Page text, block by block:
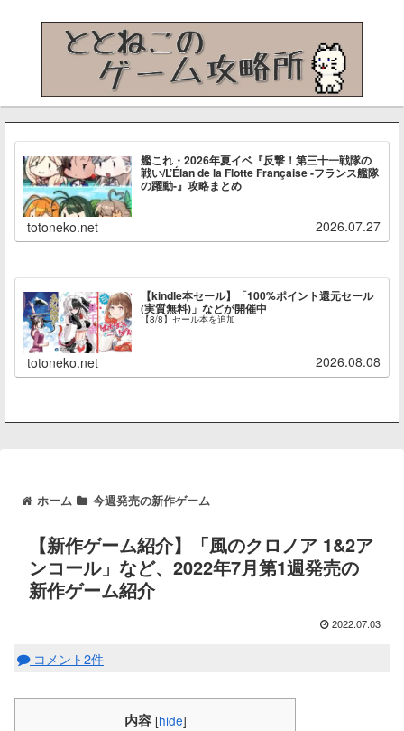
艦これ・2026年夏イベ『反撃！第三十一戦隊の
戦い/L’Élan de la Flotte Française -フランス艦隊
の躍動-』攻略まとめ
totoneko.net 2026.07.27
【kindle本セール】「100%ポイント還元セール
(実質無料)」などが開催中
【8/8】セール本を追加
totoneko.net 2026.08.08
ホーム 今週発売の新作ゲーム
【新作ゲーム紹介】「風のクロノア 1&2ア
ンコール」など、2022年7月第1週発売の
新作ゲーム紹介
2022.07.03
コメント2件
内容 [hide]